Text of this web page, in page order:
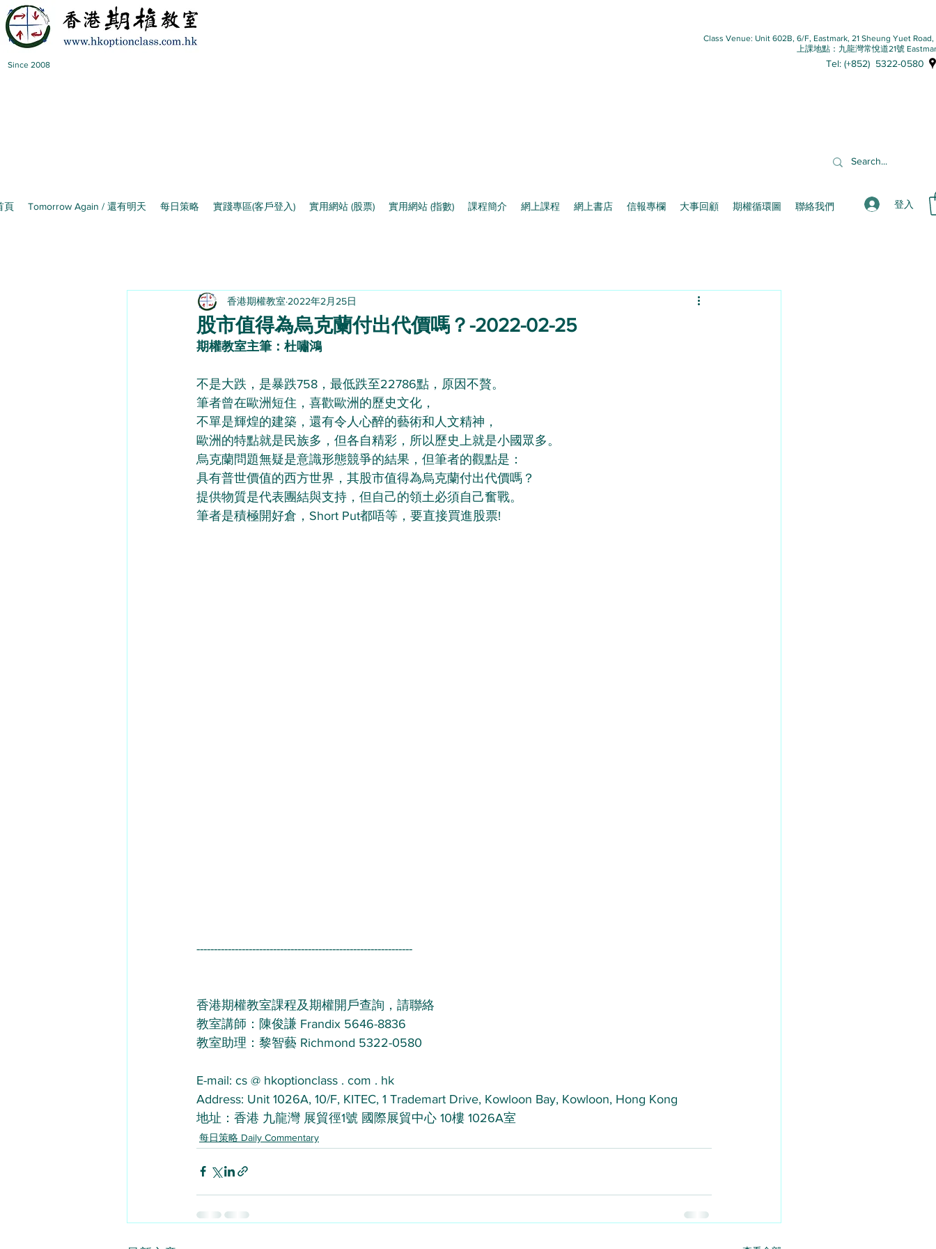
Since 2008
Class Venue: Unit 602B, 6/F, Eastmark, 21 Sheung Yuet
上課地點：九龍灣常悅道21號
Tel: (+852) 5322-0580
頁 Tomorrow Again / 還有明天 每日策略 實踐專區(客戶登入) 實用網站 (股票) 實用網站 (指數) 課程簡介 網上課程 網上書店 信報專欄 大事回顧 期權循環圖 聯絡我們 登入
股市值得為烏克蘭付出代價嗎？-2022-02-25
香港期權教室 2022年2月25日
期權教室主筆：杜嘯鴻
不是大跌，是暴跌758，最低跌至22786點，原因不贅。
筆者曾在歐洲短住，喜歡歐洲的歷史文化，
不單是輝煌的建築，還有令人心醉的藝術和人文精神，
歐洲的特點就是民族多，但各自精彩，所以歷史上就是小國眾多。
烏克蘭問題無疑是意識形態競爭的結果，但筆者的觀點是：
具有普世價值的西方世界，其股市值得為烏克蘭付出代價嗎？
提供物質是代表團結與支持，但自己的領土必須自己奮戰。
筆者是積極開好倉，Short Put都唔等，要直接買進股票!
--------------------------------------------------------------
香港期權教室課程及期權開戶查詢，請聯絡
教室講師：陳俊謙 Frandix 5646-8836
教室助理：黎智藝 Richmond 5322-0580
E-mail: cs @ hkoptionclass . com . hk
Address: Unit 1026A, 10/F, KITEC, 1 Trademart Drive, Kowloon Bay, Kowloon, Hong Kong
地址：香港 九龍灣 展貿徑1號 國際展貿中心 10樓 1026A室
每日策略 Daily Commentary